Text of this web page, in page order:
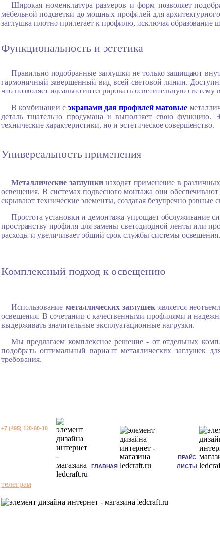
Широкая номенклатура размеров и форм позволяет
мебельной подсветки до мощных профилей для
заглушка плотно прилегает к профилю, исключая образование
Функциональность и эстетика
Правильно подобранные заглушки не только защищают
гармоничный завершенный вид всей световой линии.
что позволяет идеально интегрировать осветительную систему
В комбинации сэкранами для профилей матовые
деталь тщательно продумана и выполняет свою функцию.
технические характеристики, но и эстетическое совершенство.
Универсальность применения
Металлические заглушкинаходят применение в
освещения. В системах подвесного монтажа они
скрывают технические элементы, создавая безупречно ровные
Простота установки и демонтажа упрощает обслуживание
пространству профиля для замены светодиодной ленты или
расходы и увеличивает общий срок службы системы освещения.
Комплексный подход к освещению
Использование металлических заглушек является
освещения. В сочетании с качественными профилями и
выдерживать значительные эксплуатационные нагрузки.
Мы предлагаем комплексное решение - от отдельных
подобрать оптимальный вариант металлических заглушек
требования.
+7 (495) 120-80-10
ГЛАВНАЯ
ПРАЙС
ЛИСТЫ
телеграм